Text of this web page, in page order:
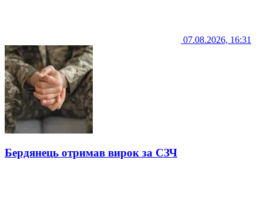
07.08.2026, 16:31
Бердянець отримав вирок за СЗЧ